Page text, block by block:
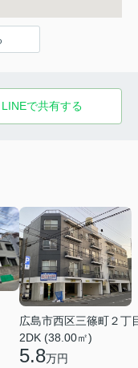
LINEで共有する
広島市西区三篠町２丁
2DK (38.00㎡)
5.8万円